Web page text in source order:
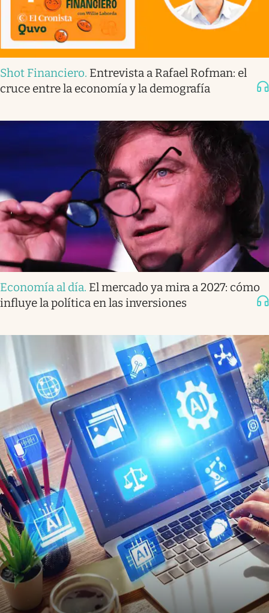
Shot Financiero. Entrevista a Rafael Rofman: el
cruce entre la economía y la demografía
Economía al día. El mercado ya mira a 2027: cómo
influye la política en las inversiones